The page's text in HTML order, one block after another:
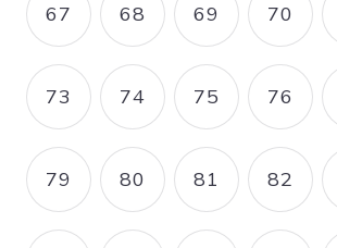
PAGE
67 PAGE
68 PAGE
69 PAGE
70
PAGE
73 PAGE
74 PAGE
75 PAGE
76
PAGE
79 PAGE
80 PAGE
81 PAGE
82